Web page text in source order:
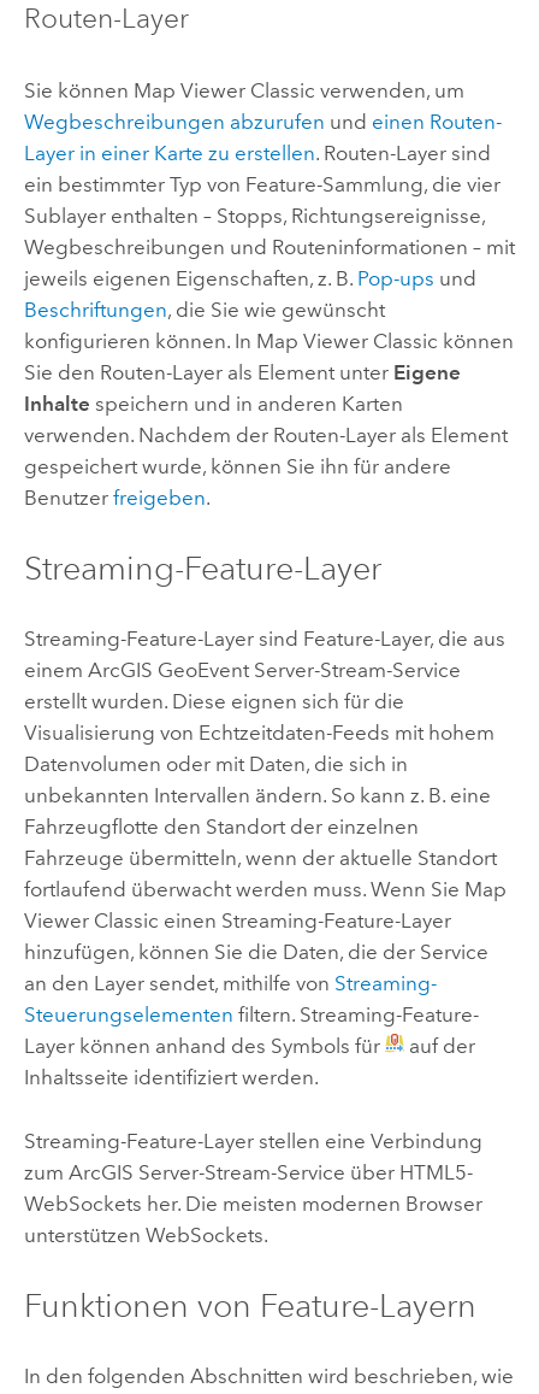
Routen-Layer
Sie können Map Viewer Classic verwenden, um
Wegbeschreibungen abzurufen und einen Routen-
Layer in einer Karte zu erstellen. Routen-Layer sind
ein bestimmter Typ von Feature-Sammlung, die vier
Sublayer enthalten – Stopps, Richtungsereignisse,
Wegbeschreibungen und Routeninformationen – mit
jeweils eigenen Eigenschaften, z. B. Pop-ups und
Beschriftungen, die Sie wie gewünscht
konfigurieren können. In Map Viewer Classic können
Sie den Routen-Layer als Element unter Eigene
Inhalte speichern und in anderen Karten
verwenden. Nachdem der Routen-Layer als Element
gespeichert wurde, können Sie ihn für andere
Benutzer freigeben.
Streaming-Feature-Layer
Streaming-Feature-Layer sind Feature-Layer, die aus
einem ArcGIS GeoEvent Server-Stream-Service
erstellt wurden. Diese eignen sich für die
Visualisierung von Echtzeitdaten-Feeds mit hohem
Datenvolumen oder mit Daten, die sich in
unbekannten Intervallen ändern. So kann z. B. eine
Fahrzeugflotte den Standort der einzelnen
Fahrzeuge übermitteln, wenn der aktuelle Standort
fortlaufend überwacht werden muss. Wenn Sie Map
Viewer Classic einen Streaming-Feature-Layer
hinzufügen, können Sie die Daten, die der Service
an den Layer sendet, mithilfe von Streaming-
Steuerungselementen filtern. Streaming-Feature-
Layer können anhand des Symbols für
auf der
Inhaltsseite identifiziert werden.
Streaming-Feature-Layer stellen eine Verbindung
zum ArcGIS Server-Stream-Service über HTML5-
WebSockets her. Die meisten modernen Browser
unterstützen WebSockets.
Funktionen von Feature-Layern
In den folgenden Abschnitten wird beschrieben, wie